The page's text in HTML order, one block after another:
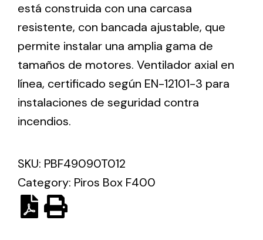
Iluminación Solar
Variedad de soluciones solares para todo tipo
de necesidades.
Solar lighting
Variety of solar solutions for all kinds of needs.
está construida con una carcasa
resistente, con bancada ajustable, que
permite instalar una amplia gama de
tamaños de motores. Ventilador axial en
línea, certificado según EN-12101-3 para
instalaciones de seguridad contra
incendios.
SKU: PBF49090T012
Category: Piros Box F400